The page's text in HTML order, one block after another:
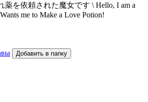
薬を依頼された魔女です \ Hello, I am a
me to Make a Love Potion!
Добавить в папку